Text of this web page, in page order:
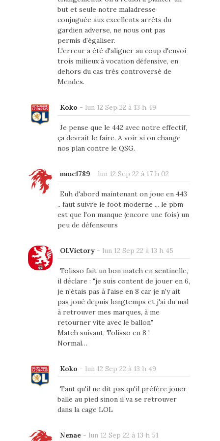
but et seule notre maladresse
conjuguée aux excellents arrêts du
gardien adverse, ne nous ont pas
permis d'égaliser.
L'erreur a été d'aligner au coup d'envoi
trois milieux à vocation défensive, en
dehors du cas très controversé de
Mendes.
Koko - lun 12 Sep 22 à 13 h 49
Je pense que le 442 avec notre effectif,
ça devrait le faire. A voir si on change
nos plan contre le QSG.
mmc1789 - lun 12 Sep 22 à 17 h 02
Euh d'abord maintenant on joue en 443
.. faut suivre le foot moderne ... le pbm
est que l'on manque (encore une fois) un
peu de défenseurs
OLVictory- lun 12 Sep 22 à 13 h 45
Tolisso fait un bon match en sentinelle,
il déclare : "je suis content de jouer en 6,
je n'étais pas à l'aise en 8 car je n'y ait
pas joué depuis longtemps et j'ai du mal
à retrouver mes marques, à me
retourner vite avec le ballon"
Match suivant, Tolisso en 8 !
Normal…
Koko - lun 12 Sep 22 à 13 h 49
Tant qu'il ne dit pas qu'il préfère jouer
balle au pied sinon il va se retrouver
dans la cage LOL
Nenae- lun 12 Sep 22 à 13 h 51